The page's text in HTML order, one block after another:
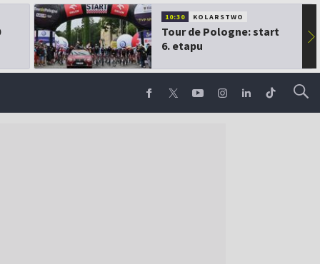
10:30 KOLARSTWO
Tour de Pologne: start
6. etapu
▶